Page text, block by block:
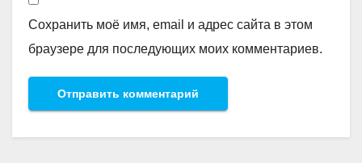
Сохранить моё имя, email и адрес сайта в этом
браузере для последующих моих комментариев.